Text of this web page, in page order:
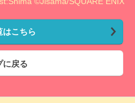
はこちら
に戻る